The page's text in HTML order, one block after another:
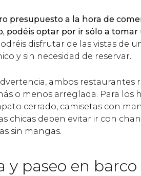
presupuesto a la hora de
podéis optar por ir sólo a tomar
disfrutar de las vistas de
y sin necesidad de reservar.
ambos restaurantes
o menos arreglada. Para los
cerrado, camisetas con
chicas deben evitar ir con
sin mangas.
y paseo en barco